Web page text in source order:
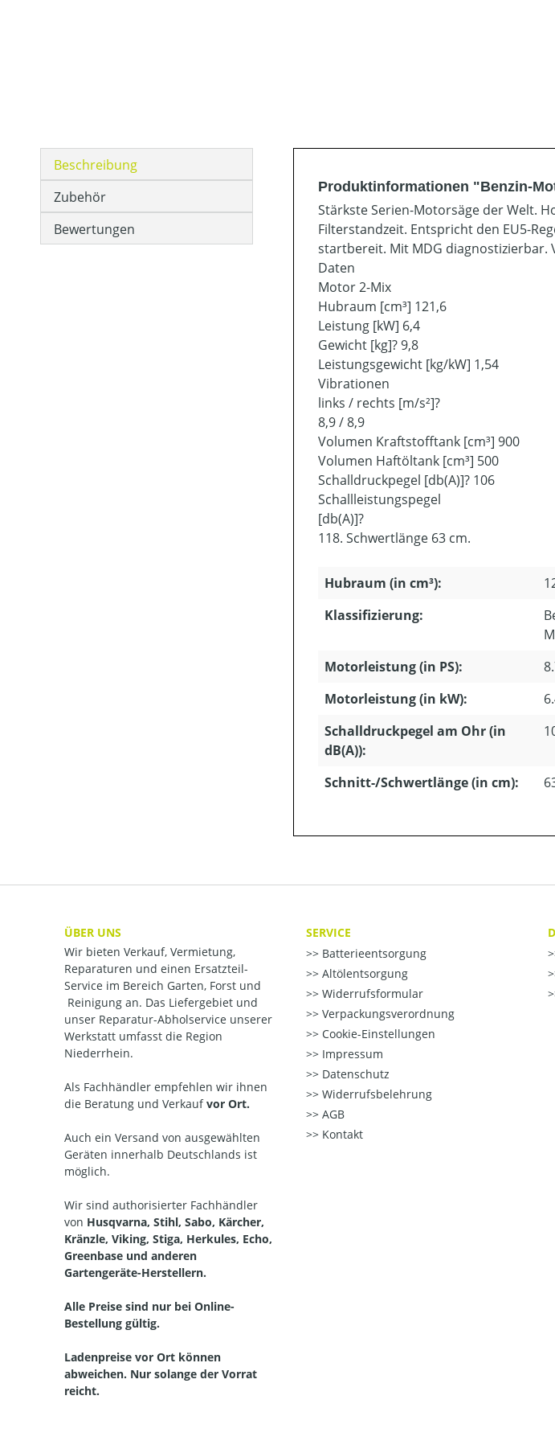
Beschreibung
Zubehör
Bewertungen
Produktinformationen "Benzin-
Stärkste Serien-Motorsäge der Welt.
Filterstandzeit. Entspricht den EU5-
startbereit. Mit MDG diagnostizierbar.
Daten
Motor 2-Mix
Hubraum [cm³] 121,6
Leistung [kW] 6,4
Gewicht [kg]? 9,8
Leistungsgewicht [kg/kW] 1,54
Vibrationen
links / rechts [m/s²]?
8,9 / 8,9
Volumen Kraftstofftank [cm³] 900
Volumen Haftöltank [cm³] 500
Schalldruckpegel [db(A)]? 106
Schallleistungspegel
[db(A)]?
118. Schwertlänge 63 cm.
Hubraum (in cm³):
Klassifizierung:
Motorleistung (in PS):
Motorleistung (in kW):
Schalldruckpegel am Ohr (in
dB(A)):
Schnitt-/Schwertlänge (in cm):
ÜBER UNS
Wir bieten Verkauf, Vermietung,
Reparaturen und einen Ersatzteil-
Service im Bereich Garten, Forst und
Reinigung an. Das Liefergebiet und
unser Reparatur-Abholservice unserer
Werkstatt umfasst die Region
Niederrhein.
Als Fachhändler empfehlen wir ihnen
die Beratung und Verkaufvor Ort.
Auch ein Versand von ausgewählten
Geräten innerhalb Deutschlands ist
möglich.
Wir sind authorisierter Fachhändler
von Husqvarna, Stihl, Sabo, Kärcher,
Kränzle, Viking, Stiga, Herkules, Echo,
Greenbase und anderen
Gartengeräte-Herstellern.
Alle Preise sind nur bei Online-
Bestellung gültig.
Ladenpreise vor Ort können
abweichen. Nur solange der Vorrat
reicht.
SERVICE
Batterieentsorgung
Altölentsorgung
Widerrufsformular
Verpackungsverordnung
Cookie-Einstellungen
Impressum
Datenschutz
Widerrufsbelehrung
AGB
Kontakt